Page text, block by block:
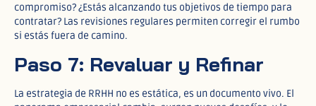
compromiso? ¿Estás alcanzando tus objetivos de tiempo para
contratar? Las revisiones regulares permiten corregir el rumbo
si estás fuera de camino.
Paso 7: Revaluar y Refinar
La estrategia de RRHH no es estática, es un documento vivo. El